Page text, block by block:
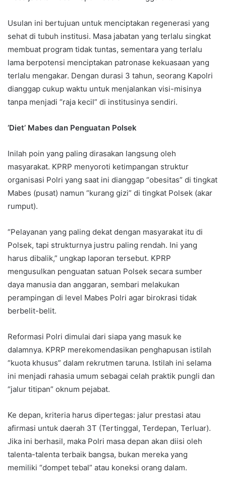
Usulan ini bertujuan untuk menciptakan regenerasi yang
sehat di tubuh institusi. Masa jabatan yang terlalu singkat
membuat program tidak tuntas, sementara yang terlalu
lama berpotensi menciptakan patronase kekuasaan yang
terlalu mengakar. Dengan durasi 3 tahun, seorang Kapolri
dianggap cukup waktu untuk menjalankan visi-misinya
tanpa menjadi “raja kecil” di institusinya sendiri.
‘Diet’ Mabes dan Penguatan Polsek
Inilah poin yang paling dirasakan langsung oleh
masyarakat. KPRP menyoroti ketimpangan struktur
organisasi Polri yang saat ini dianggap “obesitas” di tingkat
Mabes (pusat) namun “kurang gizi” di tingkat Polsek (akar
rumput).
“Pelayanan yang paling dekat dengan masyarakat itu di
Polsek, tapi strukturnya justru paling rendah. Ini yang
harus dibalik,” ungkap laporan tersebut. KPRP
mengusulkan penguatan satuan Polsek secara sumber
daya manusia dan anggaran, sembari melakukan
perampingan di level Mabes Polri agar birokrasi tidak
berbelit-belit.
Reformasi Polri dimulai dari siapa yang masuk ke
dalamnya. KPRP merekomendasikan penghapusan istilah
“kuota khusus” dalam rekrutmen taruna. Istilah ini selama
ini menjadi rahasia umum sebagai celah praktik pungli dan
“jalur titipan” oknum pejabat.
Ke depan, kriteria harus dipertegas: jalur prestasi atau
afirmasi untuk daerah 3T (Tertinggal, Terdepan, Terluar).
Jika ini berhasil, maka Polri masa depan akan diisi oleh
talenta-talenta terbaik bangsa, bukan mereka yang
memiliki “dompet tebal” atau koneksi orang dalam.